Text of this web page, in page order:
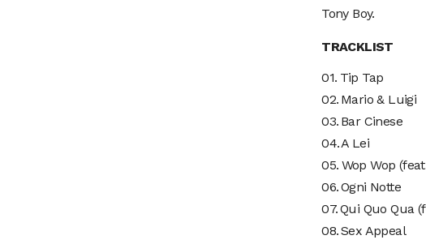
Tony Boy.
TRACKLIST
01.⁠ ⁠Tip Tap
02.⁠ ⁠⁠Mario & Luigi
03.⁠ ⁠⁠Bar Cinese
04.⁠ ⁠⁠A Lei
05.⁠ ⁠Wop Wop
06.⁠ ⁠⁠Ogni Notte
07.⁠ ⁠⁠Qui Quo Qua
08.⁠ ⁠⁠Sex Appeal